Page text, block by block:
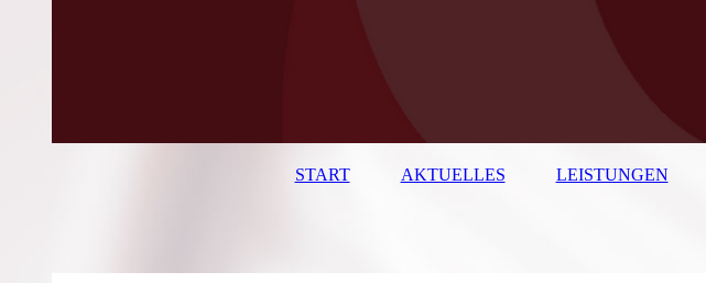
START AKTUELLES LEISTUNGEN